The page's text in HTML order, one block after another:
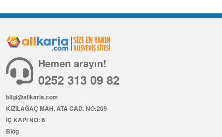
Hemen arayın!
0252 313 09 82
bilgi@allkaria.com
KIZILAĞAÇ MAH. ATA CAD. NO:209
İÇ KAPI NO: 6
Blog